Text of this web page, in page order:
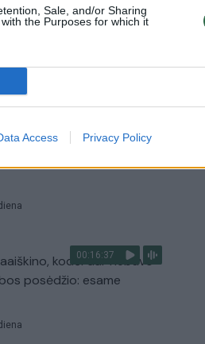
Sale, and/or Sharing
the Purposes for which it
Access Privacy Policy
diena
00:11:27
pavojams neigiamai
00:16:37
kodėl dar nebuvo
posėdžio: esame